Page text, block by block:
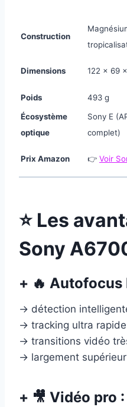
Construction
Dimensions 122 × 69
Poids
493 g
Écosystème
optique
Sony E
complet)
Prix Amazon 👉 Voir
⭐ Les
Sony
+ 🔥 Autofocus
→ détection
→ tracking ultra rapide
→ transitions vidéo
→ largement
+ 🎥 Vidéo pro